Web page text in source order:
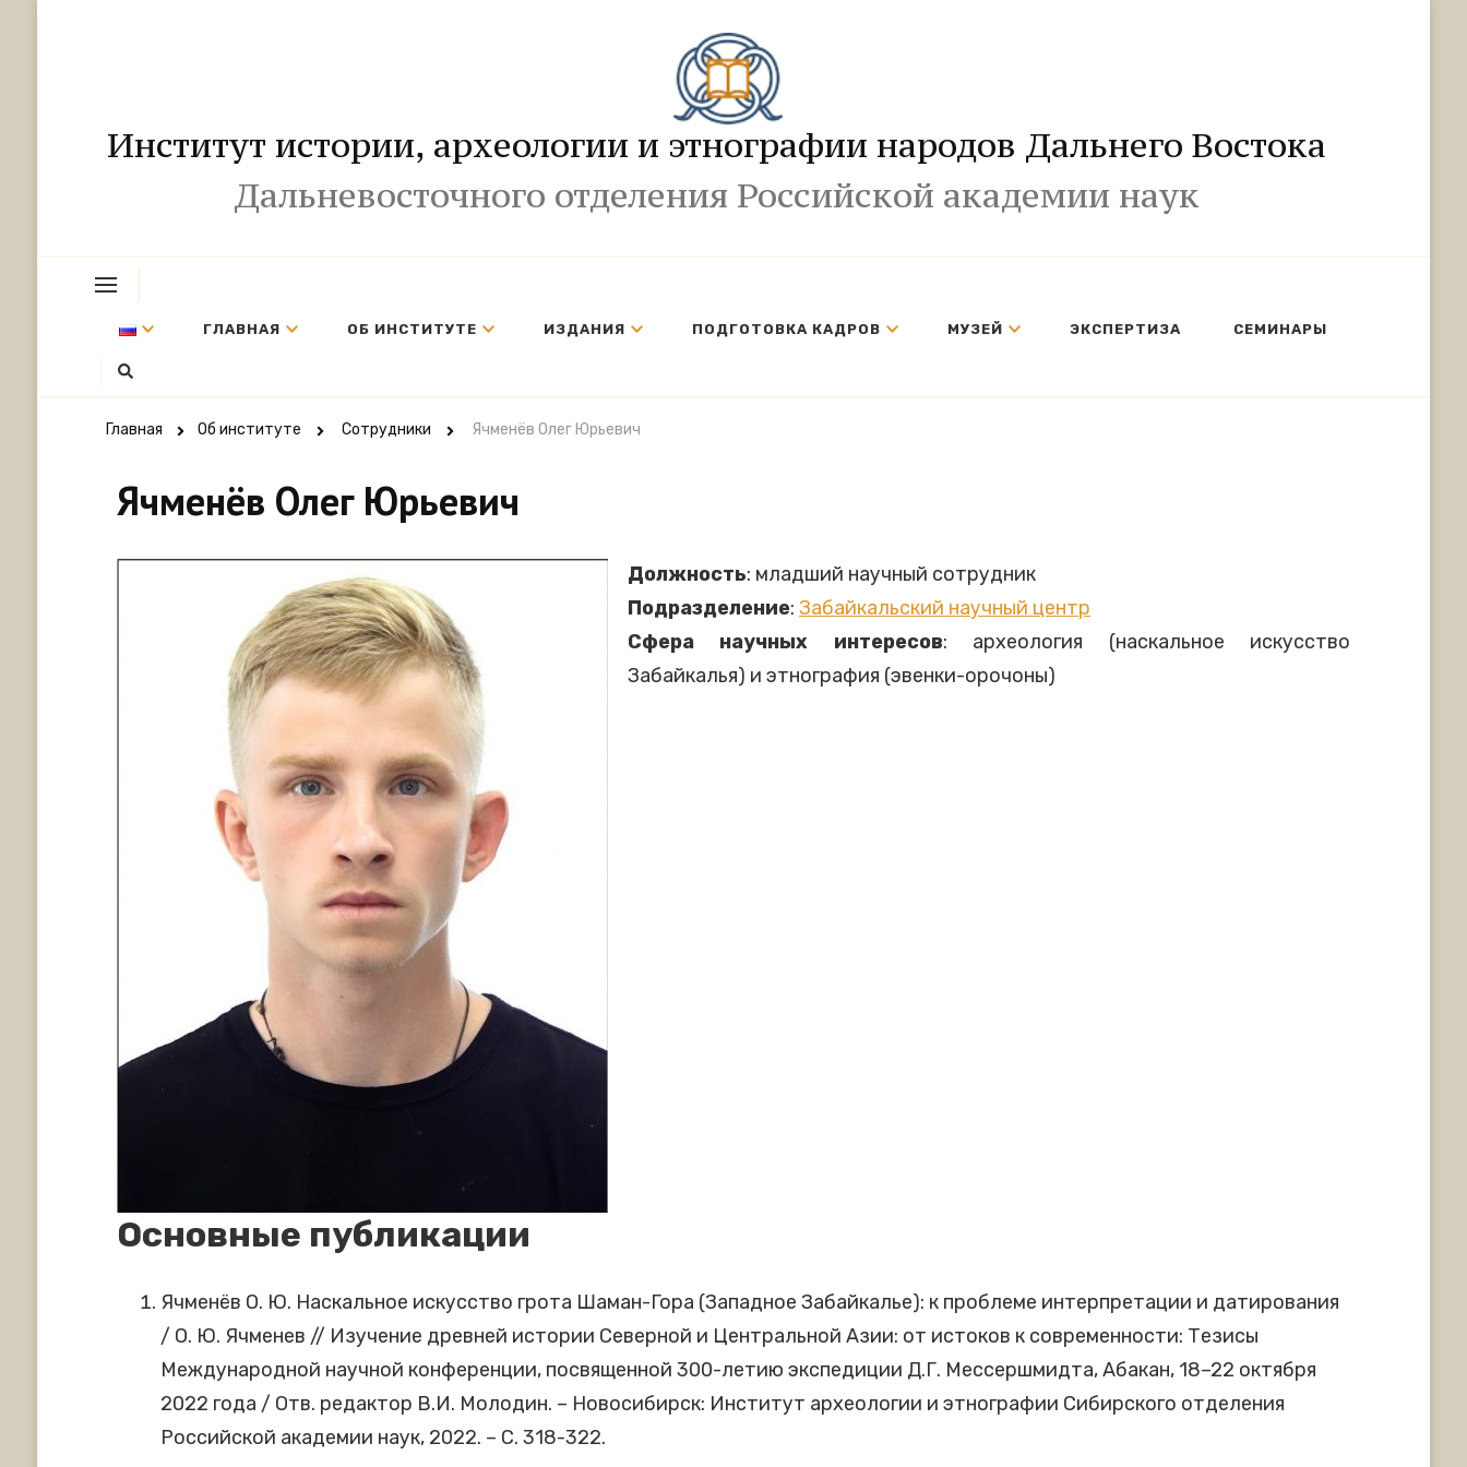
Институт истории, археологии и этнографии народов Дальнего Востока
Дальневосточного отделения Российской академии наук
ГЛАВНАЯ ОБ ИНСТИТУТЕ ИЗДАНИЯ ПОДГОТОВКА КАДРОВ МУЗЕЙ ЭКСПЕРТИЗА СЕМИНАРЫ
Главная Об институте Сотрудники Ячменёв Олег Юрьевич
Ячменёв Олег Юрьевич
Должность: младший научный сотрудник
Подразделение: Забайкальский научный центр
Сфера научных интересов: археология (наскальное искусство
Забайкалья) и этнография (эвенки-орочоны)
Основные публикации
Ячменёв О. Ю. Наскальное искусство грота Шаман-Гора (Западное Забайкалье): к проблеме интерпретации и датирования
/ О. Ю. Ячменев // Изучение древней истории Северной и Центральной Азии: от истоков к современности: Тезисы
Международной научной конференции, посвященной 300-летию экспедиции Д.Г. Мессершмидта, Абакан, 18–22 октября
2022 года / Отв. редактор В.И. Молодин. – Новосибирск: Институт археологии и этнографии Сибирского отделения
Российской академии наук, 2022. – С. 318-322.